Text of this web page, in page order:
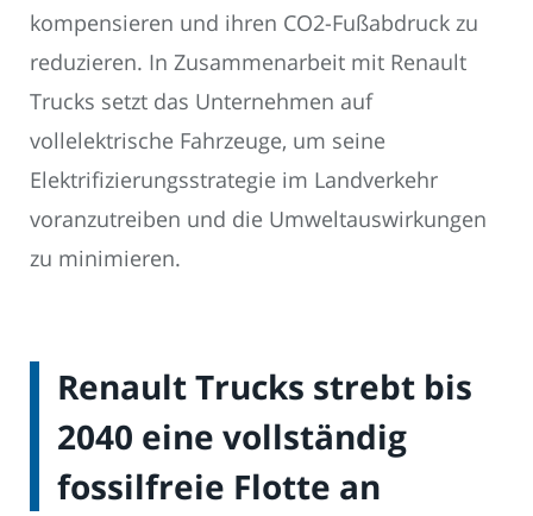
kompensieren und ihren CO2-Fußabdruck zu
reduzieren. In Zusammenarbeit mit Renault
Trucks setzt das Unternehmen auf
vollelektrische Fahrzeuge, um seine
Elektrifizierungsstrategie im Landverkehr
voranzutreiben und die Umweltauswirkungen
zu minimieren.
Renault Trucks strebt bis
2040 eine vollständig
fossilfreie Flotte an